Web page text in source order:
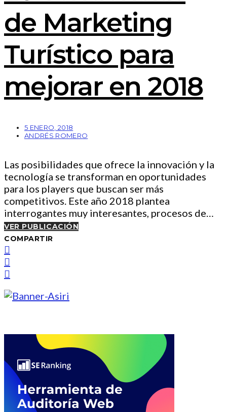
de Marketing
Turístico para
mejorar en 2018
5 ENERO, 2018
ANDRÉS ROMERO
Las posibilidades que ofrece la innovación y la
tecnología se transforman en oportunidades
para los players que buscan ser más
competitivos. Este año 2018 plantea
interrogantes muy interesantes, procesos de…
VER PUBLICACIÓN
COMPARTIR